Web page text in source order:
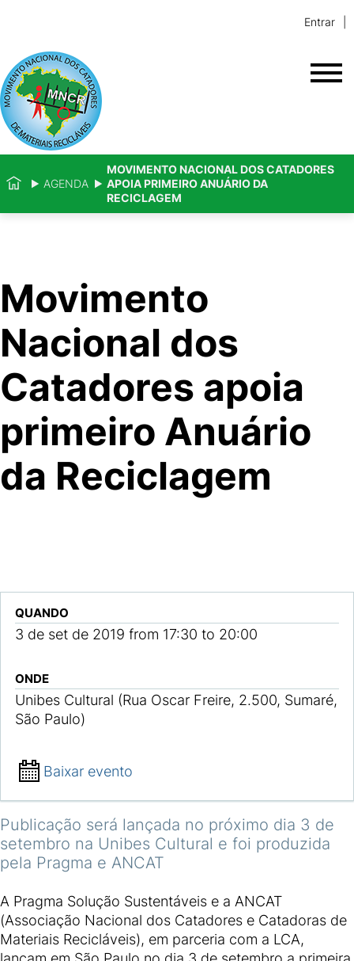
Entrar
AGENDA
MOVIMENTO NACIONAL DOS CATADORES
APOIA PRIMEIRO ANUÁRIO DA
RECICLAGEM
Movimento
Nacional dos
Catadores apoia
primeiro Anuário
da Reciclagem
QUANDO
3 de set de 2019 from 17:30 to 20:00
ONDE
Unibes Cultural (Rua Oscar Freire, 2.500, Sumaré,
São Paulo)
Baixar evento
Publicação será lançada no próximo dia 3 de
setembro na Unibes Cultural e foi produzida
pela Pragma e ANCAT
A Pragma Solução Sustentáveis e a ANCAT
(Associação Nacional dos Catadores e Catadoras de
Materiais Recicláveis), em parceria com a LCA,